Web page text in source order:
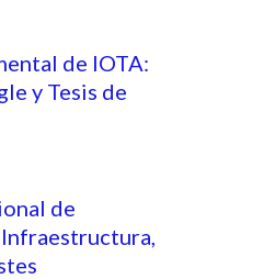
de IOTA:
y Tesis de
de